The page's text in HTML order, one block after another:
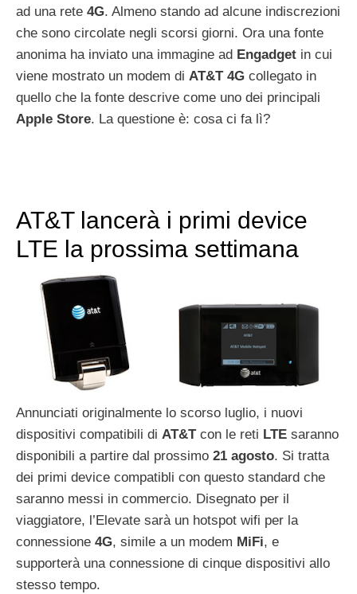
ad una rete 4G. Almeno stando ad alcune indiscrezioni
che sono circolate negli scorsi giorni. Ora una fonte
anonima ha inviato una immagine ad Engadget in cui
viene mostrato un modem di AT&T 4G collegato in
quello che la fonte descrive come uno dei principali
Apple Store. La questione è: cosa ci fa lì?
AT&T lancerà i primi device
LTE la prossima settimana
Annunciati originalmente lo scorso luglio, i nuovi
dispositivi compatibili di AT&Tcon le reti LTE saranno
disponibili a partire dal prossimo 21 agosto. Si tratta
dei primi device compatibli con questo standard che
saranno messi in commercio. Disegnato per il
viaggiatore, l’Elevate sarà un hotspot wifi per la
connessione 4G, simile a un modem MiFi, e
supporterà una connessione di cinque dispositivi allo
stesso tempo.